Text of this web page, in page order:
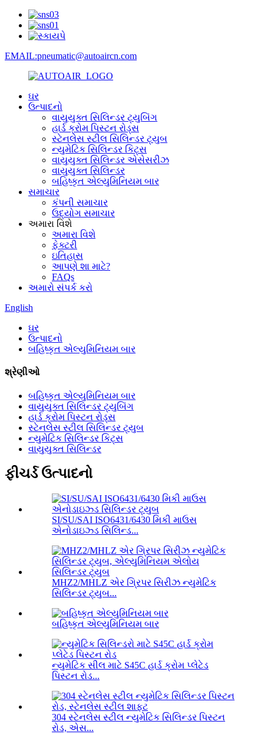
EMAIL:pneumatic@autoaircn.com
ઘર
ઉત્પાદનો
વાયુયુક્ત સિલિન્ડર ટ્યુબિંગ
હાર્ડ ક્રોમ પિસ્ટન રોડ્સ
સ્ટેનલેસ સ્ટીલ સિલિન્ડર ટ્યુબ
ન્યુમેટિક સિલિન્ડર કિટ્સ
વાયુયુક્ત સિલિન્ડર એસેસરીઝ
વાયુયુક્ત સિલિન્ડર
બહિષ્કૃત એલ્યુમિનિયમ બાર
સમાચાર
કંપની સમાચાર
ઉદ્યોગ સમાચાર
અમારા વિશે
અમારા વિશે
ફેક્ટરી
ઇતિહાસ
આપણે શા માટે?
FAQs
અમારો સંપર્ક કરો
English
ઘર
ઉત્પાદનો
બહિષ્કૃત એલ્યુમિનિયમ બાર
શ્રેણીઓ
બહિષ્કૃત એલ્યુમિનિયમ બાર
વાયુયુક્ત સિલિન્ડર ટ્યુબિંગ
હાર્ડ ક્રોમ પિસ્ટન રોડ્સ
સ્ટેનલેસ સ્ટીલ સિલિન્ડર ટ્યુબ
ન્યુમેટિક સિલિન્ડર કિટ્સ
વાયુયુક્ત સિલિન્ડર
ફીચર્ડ ઉત્પાદનો
SI/SU/SAI ISO6431/6430 મિકી માઉસ
એનોડાઇઝ્ડ સિલિન્ડ...
MHZ2/MHLZ એર ગ્રિપર સિરીઝ ન્યુમેટિક
સિલિન્ડર ટ્યુબ...
બહિષ્કૃત એલ્યુમિનિયમ બાર
ન્યુમેટિક સીલ માટે S45C હાર્ડ ક્રોમ પ્લેટેડ
પિસ્ટન રોડ...
304 સ્ટેનલેસ સ્ટીલ ન્યુમેટિક સિલિન્ડર પિસ્ટન
રોડ, એસ...